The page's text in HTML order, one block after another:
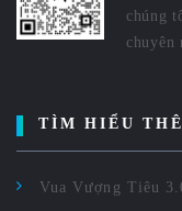
chúng
chuyên
TÌM HIỂU
Vua Vượng Tiêu